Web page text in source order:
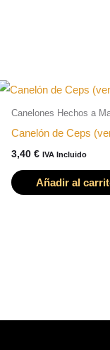
Canelones Hechos a
Canelón de Ceps
3,40€ IVA Incluido
Añadir al